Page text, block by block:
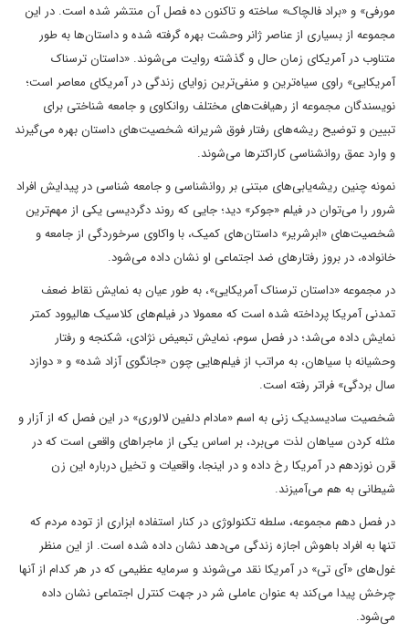
مورفی» و «براد فالچاک» ساخته و تاکنون ده فصل آن منتشر شده است. در این
مجموعه از بسیاری از عناصر ژانر وحشت بهره گرفته شده و داستان‌ها به طور
متناوب در آمریکای زمان حال و گذشته روایت می‌شوند. «داستان ترسناک
آمریکایی» راوی سیاه‌ترین و منفی‌ترین زوایای زندگی در آمریکای معاصر است؛
نویسندگان مجموعه از رهیافت‌های مختلف روانکاوی و جامعه شناختی برای
تبیین و توضیح ریشه‌های رفتار‌ فوق شریرانه‌‌ شخصیت‌های داستان بهره می‌گیرند
و وارد عمق روانشناسی کاراکتر‌ها می‌شوند.
نمونه چنین ریشه‌یابی‌های مبتنی بر روانشناسی و جامعه شناسی در پیدایش افراد
شرور را می‌توان در فیلم «جوکر» دید؛ جایی که روند دگردیسی یکی از مهم‌ترین
شخصیت‌های «ابرشریر» داستان‌های کمیک، با واکاوی سرخوردگی از جامعه و
خانواده، در بروز رفتارهای ضد اجتماعی او نشان داده می‌شود.
در مجموعه «داستان ترسناک آمریکایی»، به طور عیان به نمایش نقاط ضعف
تمدنی آمریکا پرداخته شده است که معمولا در فیلم‌های کلاسیک هالیوود کمتر
نمایش داده می‌شد؛ در فصل سوم، نمایش تبعیض نژادی، شکنجه و رفتار
وحشیانه با سیاهان، به مراتب از فیلم‌هایی چون «جانگوی آزاد شده» و « دوازد
سال بردگی» فراتر رفته است.
شخصیت سادیسدیک زنی به اسم «مادام ‌دلفین لالوری» در این فصل که از آزار و
مثله کردن سیاهان لذت می‌برد، بر اساس یکی از ماجراهای واقعی است که در
قرن نوزدهم در آمریکا رخ داده و در اینجا، واقعیات و تخیل درباره این زن
شیطانی به هم می‌آمیزند.
در فصل دهم مجموعه، سلطه تکنولوژی در کنار استفاده ابزاری از توده مردم که
تنها به افراد باهوش اجازه زندگی می‌دهد نشان داده شده است. از این منظر
غول‌های «آی تی» در آمریکا نقد می‌شوند و سرمایه عظیمی که در هر کدام از آنها
چرخش پیدا می‌کند به عنوان عاملی شر در جهت کنترل اجتماعی نشان داده
می‌شود.